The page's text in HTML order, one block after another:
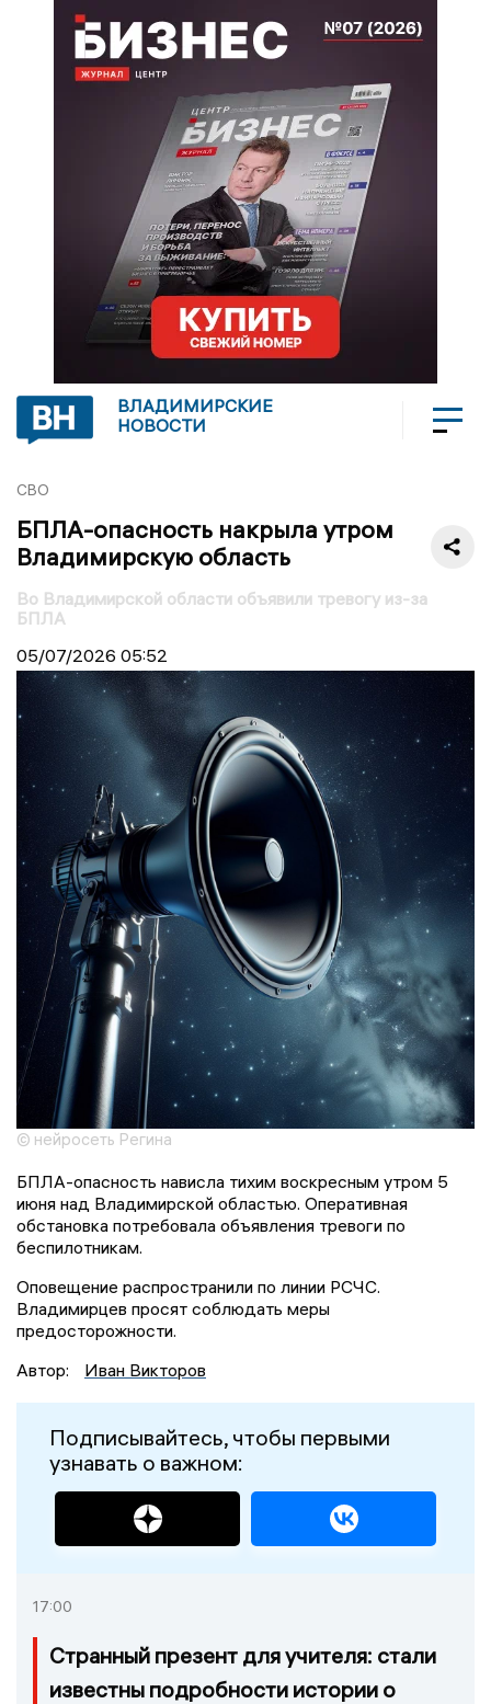
ВЛАДИМИРСКИЕ
НОВОСТИ
СВО
БПЛА-опасность накрыла утром
Владимирскую область
Во Владимирской области объявили тревогу из-за
БПЛА
05/07/2026 05:52
© нейросеть Регина
БПЛА-опасность нависла тихим воскресным утром 5
июня над Владимирской областью. Оперативная
обстановка потребовала объявления тревоги по
беспилотникам.
Оповещение распространили по линии РСЧС.
Владимирцев просят соблюдать меры
предосторожности.
Автор:
Иван Викторов
Подписывайтесь, чтобы первыми
узнавать о важном:
17:00
Странный презент для учителя: стали
известны подробности истории о